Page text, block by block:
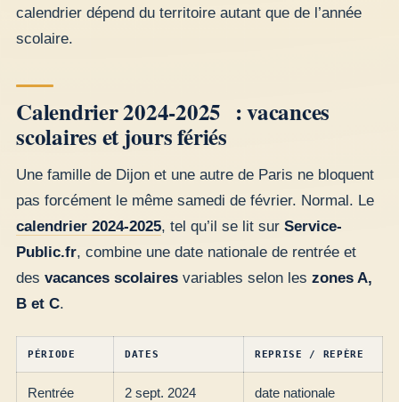
calendrier dépend du territoire autant que de l’année
scolaire.
Calendrier 2024-2025 : vacances
scolaires et jours fériés
Une famille de Dijon et une autre de Paris ne bloquent
pas forcément le même samedi de février. Normal. Le
calendrier 2024-2025, tel qu’il se lit sur Service-
Public.fr, combine une date nationale de rentrée et
des vacances scolaires variables selon les zones A,
B et C.
PÉRIODE DATES REPRISE / REPÈRE
Rentrée 2 sept. 2024 date nationale